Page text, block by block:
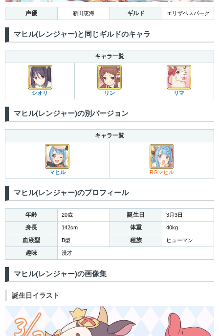
声優 新田恵海 ギルド エリザベスパーク
マヒル(レンジャー)と同じギルドのキャラ
キャラ一覧
シオリ リン リマ
マヒル(レンジャー)の別バージョン
キャラ一覧
マヒル RGマヒル
マヒル(レンジャー)のプロフィール
年齢 20歳 誕生日 3月3日
身長 142cm 体重 40kg
血液型 B型 種族 ヒューマン
趣味 漫才
マヒル(レンジャー)の画像集
誕生日イラスト